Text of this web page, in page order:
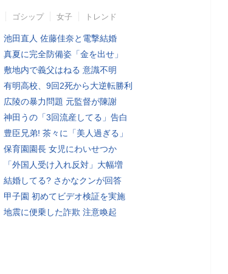
ゴシップ 女子 トレンド
池田直人 佐藤佳奈と電撃結婚
真夏に完全防備姿「金を出せ」
敷地内で義父はねる 意識不明
有明高校、9回2死から大逆転勝利
広陵の暴力問題 元監督が陳謝
神田うの「3回流産してる」告白
豊臣兄弟! 茶々に「美人過ぎる」
保育園園長 女児にわいせつか
「外国人受け入れ反対」大幅増
結婚してる? さかなクンが回答
甲子園 初めてビデオ検証を実施
地震に便乗した詐欺 注意喚起